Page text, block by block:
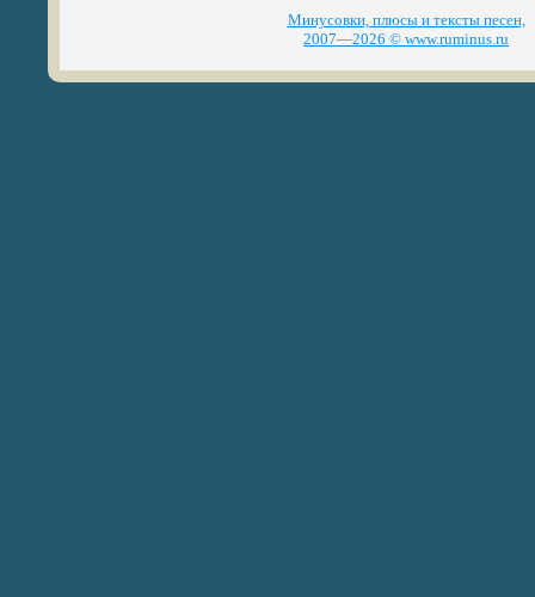
Минусовки, плюсы и тексты песен,
2007—2026 © www.ruminus.ru